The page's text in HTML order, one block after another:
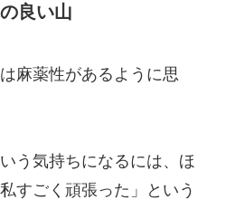
良い山
麻薬性があるように思
う気持ちになるには、ほ
すごく頑張った」という